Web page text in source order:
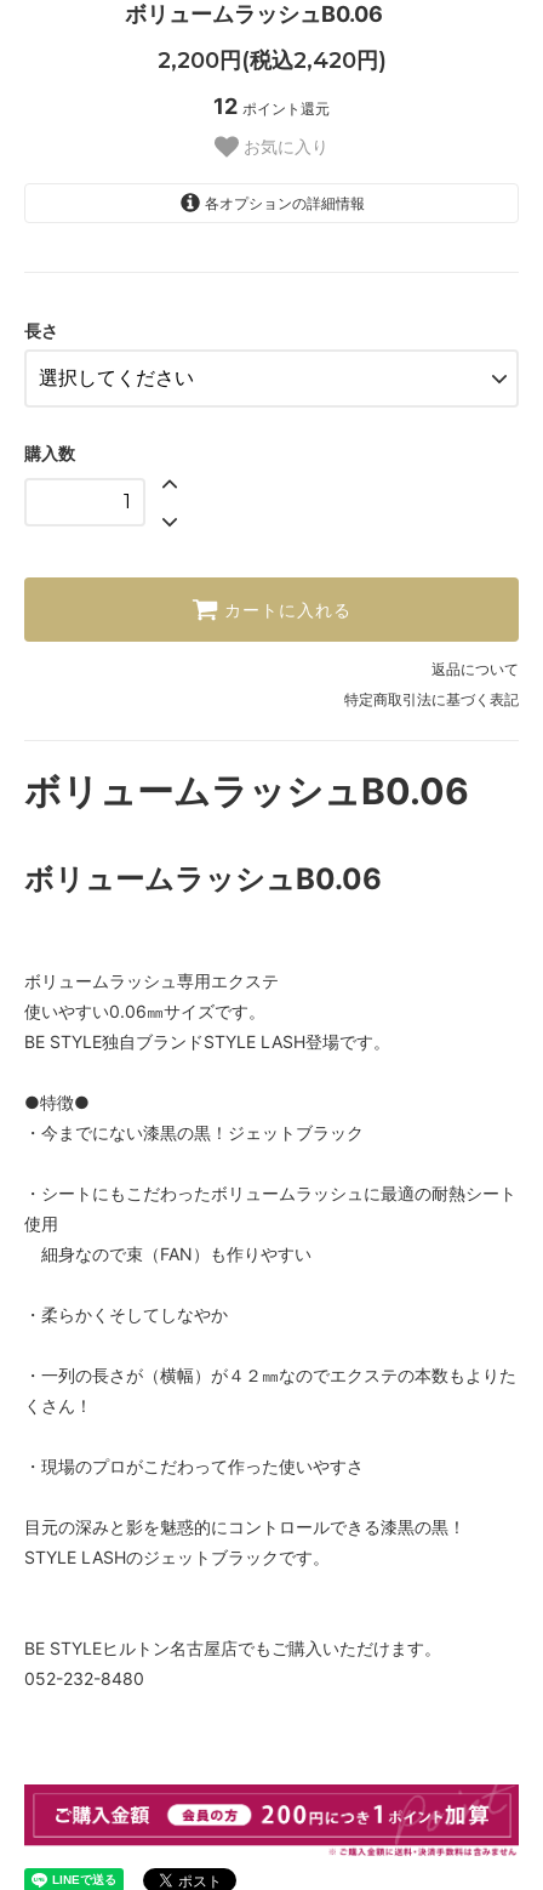
ボリュームラッシュB0.06
2,200円(税込2,420円)
12 ポイント還元
お気に入り
各オプションの詳細情報
長さ
購入数
カートに入れる
返品について
特定商取引法に基づく表記
ボリュームラッシュB0.06
ボリュームラッシュB0.06
ボリュームラッシュ専用エクステ
使いやすい0.06㎜サイズです。
BE STYLE独自ブランドSTYLE LASH登場です。
●特徴●
・今までにない漆黒の黒！ジェットブラック
・シートにもこだわったボリュームラッシュに最適の耐熱シート
使用
細身なので束（FAN）も作りやすい
・柔らかくそしてしなやか
・一列の長さが（横幅）が４２㎜なのでエクステの本数もよりた
くさん！
・現場のプロがこだわって作った使いやすさ
目元の深みと影を魅惑的にコントロールできる漆黒の黒！
STYLE LASHのジェットブラックです。
BE STYLEヒルトン名古屋店でもご購入いただけます。
052-232-8480